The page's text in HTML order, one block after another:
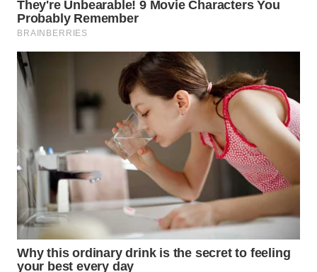
WN
SULUT
MALUKU
WN
DAIRI
WN
DANAU
TOBA